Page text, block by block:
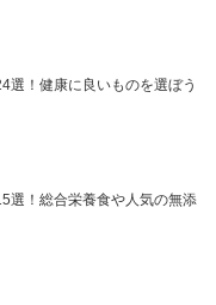
選！健康に良いものを選ぼう
選！総合栄養食や人気の無添